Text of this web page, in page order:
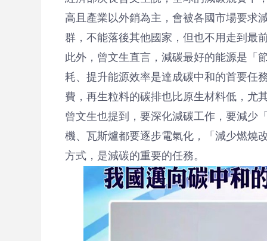
高且產業以外銷為主，會被各國市場要求
群，不能落後其他國家，但也不用走到最
此外，曾文生直言，減碳最好的能源是「
耗、提升能源效率是達成碳中和的首要任
費，再生粒料的碳排也比原生材料低，尤
曾文生也提到，要深化減碳工作，要減少
機、瓦斯爐都要逐步電氣化，「減少燃燒
方式，是減碳的重要的任務。